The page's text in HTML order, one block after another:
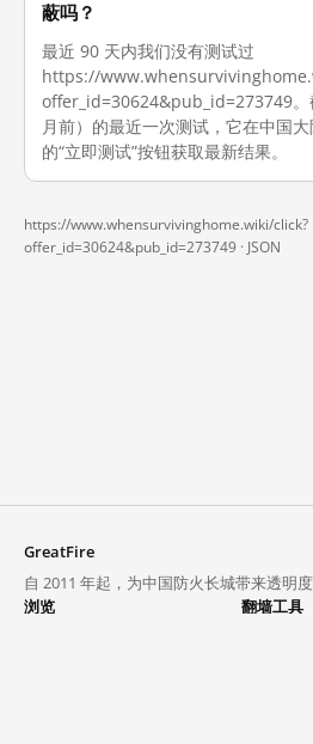
蔽吗？
最近 90 天内我们没有测试过
https://
offer_id=30624&pub_id=273749
月前）的最近一次测试，它在中国
的“立即测试”按钮获取最新结果。
https://www.whensurvivinghome.wiki/click?
offer_id=30624&pub_id=273749 · JSON
GreatFire
自 2011 年起，为中国防火长城带来透明度
浏览
翻墙工具